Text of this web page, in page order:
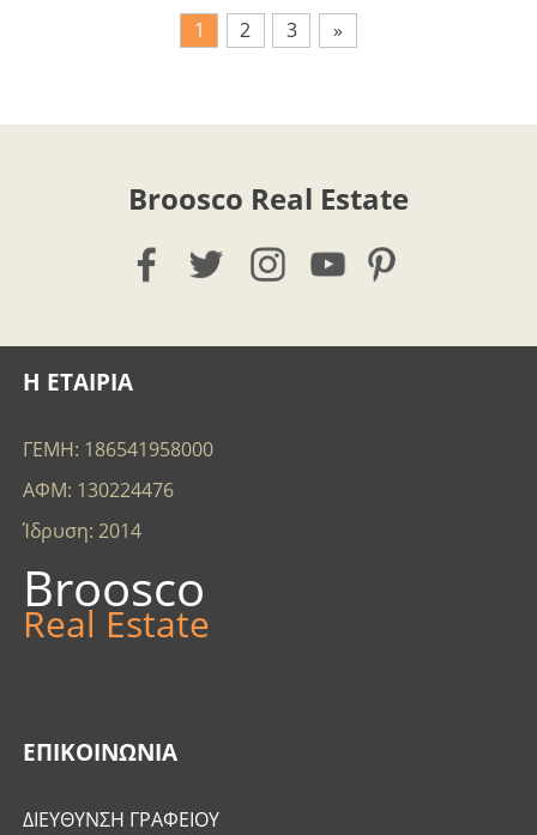
1 2 3 »
Broosco Real Estate
Η ΕΤΑΙΡΙΑ
ΓΕΜΗ: 186541958000
ΑΦΜ: 130224476
Ίδρυση: 2014
Broosco
Real Estate
ΕΠΙΚΟΙΝΩΝΊΑ
ΔΙΕΥΘΥΝΣΗ ΓΡΑΦΕΙΟΥ